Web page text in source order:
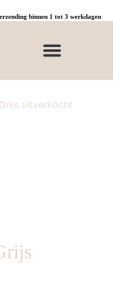
binnen 1 tot 3 werkdagen
uitverkocht